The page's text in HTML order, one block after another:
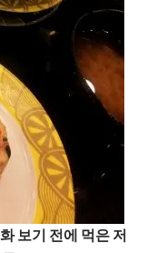
보기 전에 먹은 저